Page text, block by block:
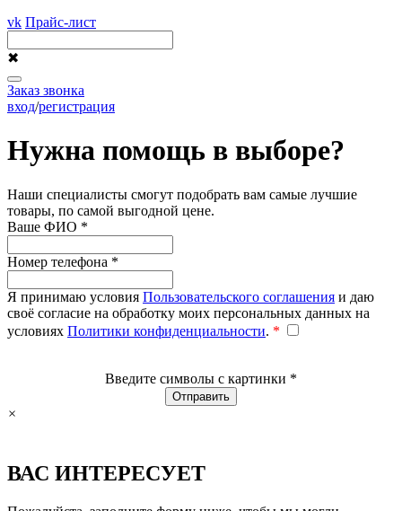
vk Прайс-лист
✖
Заказ звонка
вход/регистрация
Нужна помощь в выборе?
Наши специалисты смогут подобрать вам самые лучшие
товары, по самой выгодной цене.
Ваше ФИО *
Номер телефона *
Я принимаю условия Пользовательского соглашения и даю
своё согласие на обработку моих персональных данных на
условиях Политики конфиденциальности. *
Введите символы с картинки *
×
ВАС ИНТЕРЕСУЕТ